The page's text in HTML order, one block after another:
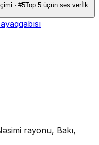
· #5Top 5 üçün səs verİlk
rayonu, Bakı,